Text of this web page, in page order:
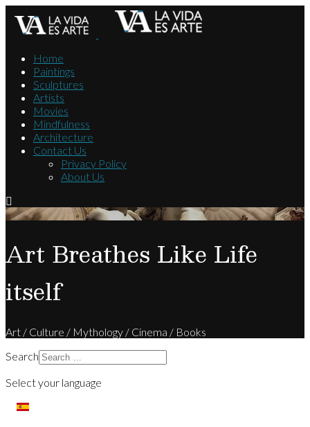
Home
Paintings
Sculptures
Artists
Movies
Mindfulness
Architecture
Contact Us
Privacy Policy
About Us
Art Breathes Like Life
itself
Art / Culture / Mythology / Cinema / Books
Search
Select your language